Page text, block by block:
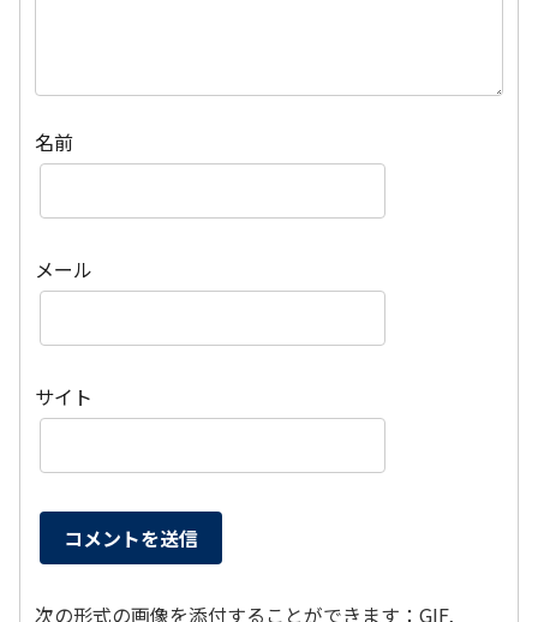
名前
メール
サイト
次の形式の画像を添付することができます：GIF,